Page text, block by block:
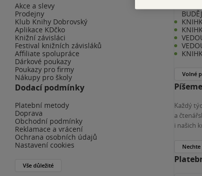
Akce a slevy
Prodejny
Klub Knihy Dobrovský
Aplikace KDčko
Knižní závisláci
Festival knižních závisláků
Affiliate spolupráce
Dárkové poukazy
Poukazy pro firmy
Nákupy pro školy
Dodací podmínky
Platební metody
Doprava
Obchodní podmínky
Reklamace a vrácení
Ochrana osobních údajů
Nastavení cookies
Vše důležité
Volné
Každý
a
i našich